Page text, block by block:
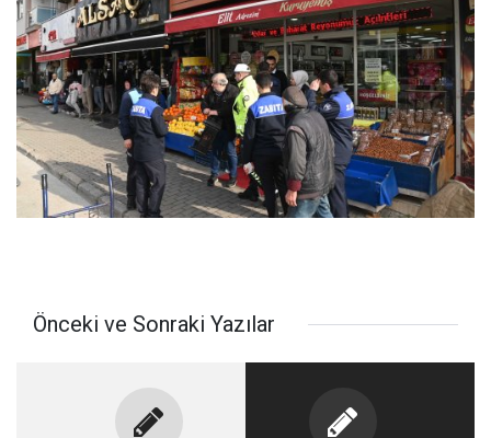
Önceki ve Sonraki Yazılar